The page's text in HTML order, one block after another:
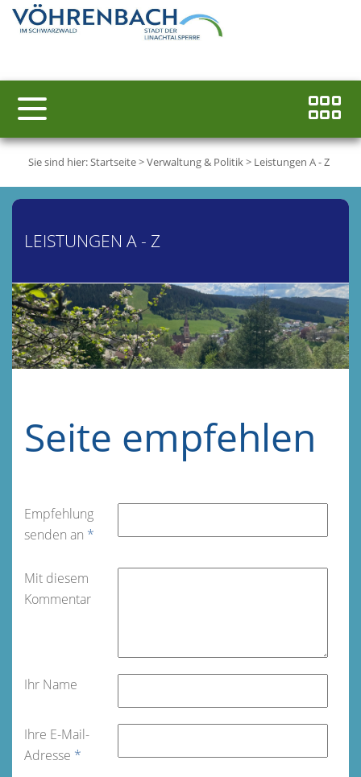
Sie sind hier:Startseite>Verwaltung & Politik> Leistungen A - Z
LEISTUNGEN A - Z
Seite empfehlen
Empfehlung
senden an *
Mit diesem
Kommentar
Ihr Name
Ihre E-Mail-
Adresse *